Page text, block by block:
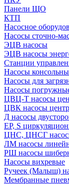
Панели ЩО
КТП
Насосное
Насосы сточно-
ЭЦВ насосы
ЭЦВ насосы
Станции
Насосы
Насосы для
Насосы
ЦВЦ-Т насосы
ЦВК насосы
Д насосы
EP, S
ЦНС, ЦНСГ
ЛМ насосы
РШ насосы
Насосы вихревые
Ручеек (Малыш)
Мембранные